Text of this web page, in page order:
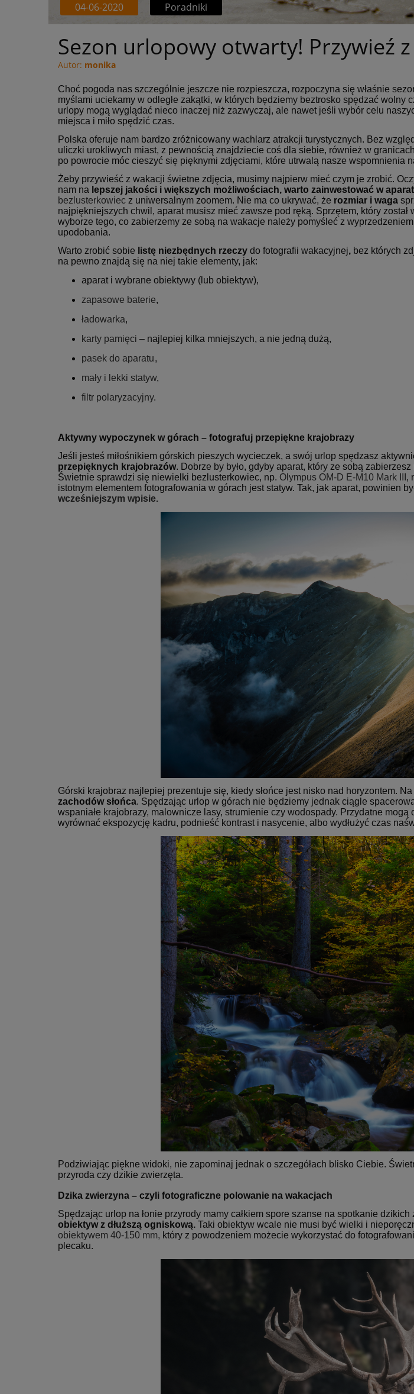
04-06-2020 Poradniki
Sezon urlopowy otwarty! Przywieź
Autor: monika
Choć pogoda nas szczególnie jeszcze nie rozpieszcza, rozpoczyna się właśnie
myślami uciekamy w odległe zakątki, w których będziemy beztrosko spędzać
urlopy mogą wyglądać nieco inaczej niż zazwyczaj, ale nawet jeśli wybór celu
miejsca i miło spędzić czas.
Polska oferuje nam bardzo zróżnicowany wachlarz atrakcji turystycznych. Bez
uliczki urokliwych miast, z pewnością znajdziecie coś dla siebie, również w
po powrocie móc cieszyć się pięknymi zdjęciami, które utrwalą nasze wspomnienia
Żeby przywieść z wakacji świetne zdjęcia, musimy najpierw mieć czym je zrobić.
nam na lepszej jakości i większych możliwościach, warto zainwestować w aparat
bezlusterkowiec z uniwersalnym zoomem. Nie ma co ukrywać, że rozmiar i waga
najpiękniejszych chwil, aparat musisz mieć zawsze pod ręką. Sprzętem, który
wyborze tego, co zabierzemy ze sobą na wakacje należy pomyśleć z
upodobania.
Warto zrobić sobie listę niezbędnych rzeczy do fotografii wakacyjnej, bez których
na pewno znajdą się na niej takie elementy, jak:
aparat i wybrane obiektywy (lub obiektyw),
zapasowe baterie,
ładowarka,
karty pamięci – najlepiej kilka mniejszych, a nie jedną dużą,
pasek do aparatu,
mały i lekki statyw,
filtr polaryzacyjny.
Aktywny wypoczynek w górach – fotografuj przepiękne krajobrazy
Jeśli jesteś miłośnikiem górskich pieszych wycieczek, a swój urlop spędzasz
przepięknych krajobrazów. Dobrze by było, gdyby aparat, który ze sobą
Świetnie sprawdzi się niewielki bezlusterkowiec, np. Olympus OM-D E-M10 Mark III ,
istotnym elementem fotografowania w górach jest statyw. Tak, jak aparat, powinien
wcześniejszym wpisie.
Górski krajobraz najlepiej prezentuje się, kiedy słońce jest nisko nad horyzontem.
zachodów słońca. Spędzając urlop w górach nie będziemy jednak ciągle
wspaniałe krajobrazy, malownicze lasy, strumienie czy wodospady. Przydatne mogą
wyrównać ekspozycję kadru, podnieść kontrast i nasycenie, albo wydłużyć czas
Podziwiając piękne widoki, nie zapominaj jednak o szczegółach blisko Ciebie.
przyroda czy dzikie zwierzęta.
Dzika zwierzyna – czyli fotograficzne polowanie na wakacjach
Spędzając urlop na łonie przyrody mamy całkiem spore szanse na spotkanie
obiektyw z dłuższą ogniskową. Taki obiektyw wcale nie musi być wielki i
obiektywem 40-150 mm, który z powodzeniem możecie wykorzystać do
plecaku.